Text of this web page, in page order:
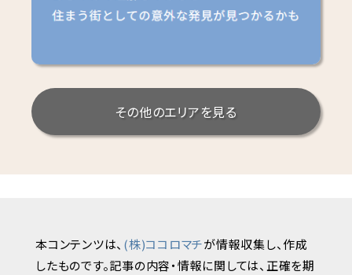
その他のエリアを見る
本コンテンツは、 (株)ココロマチが情報収集し、作成
したものです。記事の内容・情報に関しては、正確を期